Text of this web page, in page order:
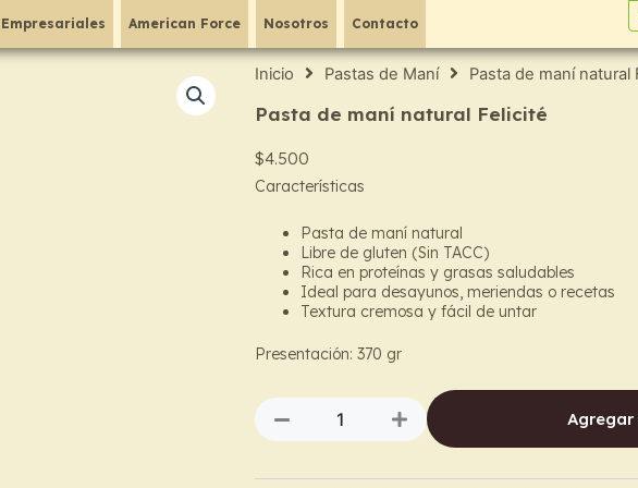
American Force Nosotros Contacto
Inicio Pastas de Maní Pasta de maní natural
Pasta de maní natural Felicité
$4.500
Características
Pasta de maní natural
Libre de gluten (Sin TACC)
Rica en proteínas y grasas saludables
Ideal para desayunos, meriendas o recetas
Textura cremosa y fácil de untar
Presentación: 370 gr
Pasta
maní